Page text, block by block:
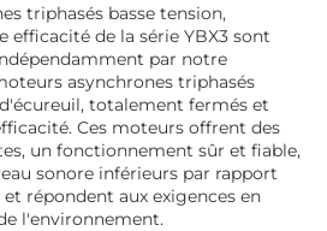
triphasés basse tension,
efficacité de la série YBX3 sont
par notre
asynchrones triphasés
totalement fermés et
Ces moteurs offrent des
un fonctionnement sûr et fiable,
sonore inférieurs par rapport
répondent aux exigences en
l'environnement.